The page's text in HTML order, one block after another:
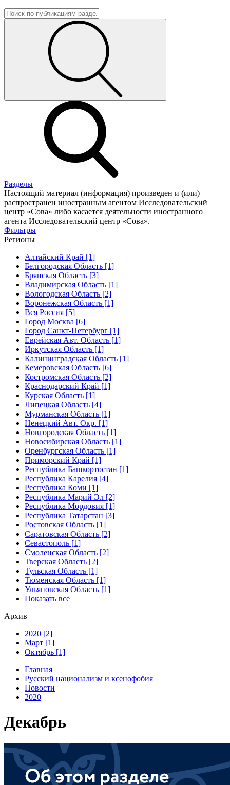
Разделы
Настоящий материал (информация) произведен и (или)
распространен иностранным агентом Исследовательский
центр «Сова» либо касается деятельности иностранного
агента Исследовательский центр «Сова».
Фильтры
Регионы
Алтайский Край [1]
Белгородская Область [1]
Брянская Область [3]
Владимирская Область [1]
Вологодская Область [2]
Воронежская Область [1]
Вся Россия [5]
Город Москва [6]
Город Санкт-Петербург [1]
Еврейская Авт. Область [1]
Иркутская Область [1]
Калининградская Область [1]
Кемеровская Область [6]
Костромская Область [2]
Краснодарский Край [1]
Курская Область [1]
Липецкая Область [4]
Мурманская Область [1]
Ненецкий Авт. Окр. [1]
Новгородская Область [1]
Новосибирская Область [1]
Оренбургская Область [1]
Приморский Край [1]
Республика Башкортостан [1]
Республика Карелия [4]
Республика Коми [1]
Республика Марий Эл [2]
Республика Мордовия [1]
Республика Татарстан [3]
Ростовская Область [1]
Саратовская Область [2]
Севастополь [1]
Смоленская Область [2]
Тверская Область [2]
Тульская Область [1]
Тюменская Область [1]
Ульяновская Область [1]
Показать все
Архив
2020 [2]
Март [1]
Октябрь [1]
Главная
Русский национализм и ксенофобия
Новости
2020
Декабрь